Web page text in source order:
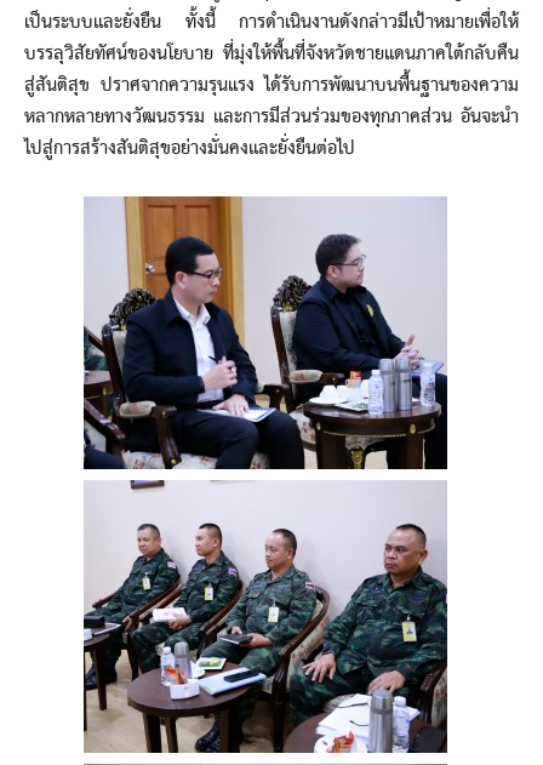
เป็นระบบและยั่งยืน ทั้งนี้ การดำเนินงานดังกล่าวมีเป้าหมายเพื่อให้
บรรลุวิสัยทัศน์ของนโยบาย ที่มุ่งให้พื้นที่จังหวัดชายแดนภาคใต้กลับคืน
สู่สันติสุข ปราศจากความรุนแรง ได้รับการพัฒนาบนพื้นฐานของความ
หลากหลายทางวัฒนธรรม และการมีส่วนร่วมของทุกภาคส่วน อันจะนำ
ไปสู่การสร้างสันติสุขอย่างมั่นคงและยั่งยืนต่อไป